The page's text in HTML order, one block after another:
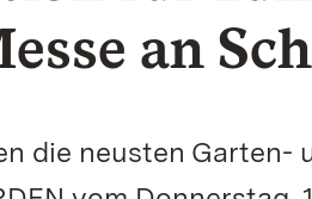
an
die neusten Garten-